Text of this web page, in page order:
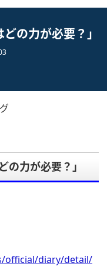
の力が必要？」
の力が必要？」
official/diary/detail/